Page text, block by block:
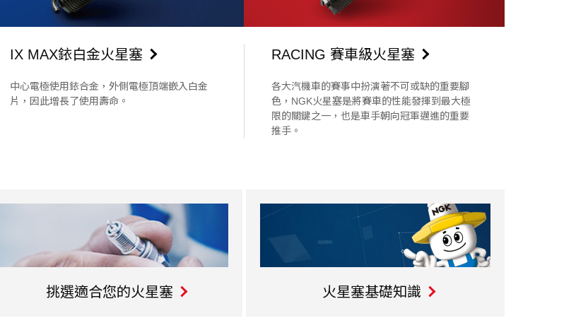
IX MAX銥白金火星塞
中心電極使用銥合金，外側電極頂端嵌入白金
片，因此增長了使用壽命。
RACING 賽車級火星塞
各大汽機車的賽事中扮演著不可或缺的重要腳
色，NGK火星塞是將賽車的性能發揮到最大極
限的關鍵之一，也是車手朝向冠軍邁進的重要
推手。
挑選適合您的火星塞 火星塞基礎知識